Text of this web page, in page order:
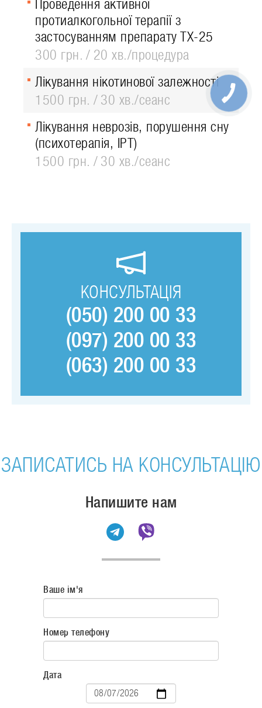
Проведення активної
протиалкогольної терапії з
застосуванням препарату ТХ-25
300 грн.
20 хв./процедура
Лікування нікотинової залежності
1500 грн.
30 хв./сеанс
Лікування неврозів, порушення сну
(психотерапія, ІРТ)
1500 грн.
30 хв./сеанс
КОНСУЛЬТАЦІЯ
(050) 200 00 33
(097) 200 00 33
(063) 200 00 33
ЗАПИСАТИСЬ НА КОНСУЛЬТАЦІЮ
Напишите нам
Ваше ім'я
Номер телефону
Дата
Дата